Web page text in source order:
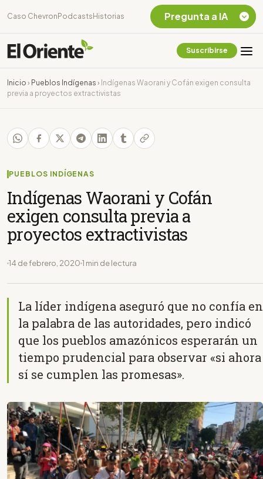
Caso Chevron Podcasts Historias
Suscribirse
Inicio › Pueblos Indígenas › Indígenas Waorani y Cofán exigen consulta
previa a proyectos extractivistas
PUEBLOS INDÍGENAS
Indígenas Waorani y Cofán
exigen consulta previa a
proyectos extractivistas
14 de febrero, 2020 1 min de lectura
La líder indígena aseguró que no confía en
la palabra de las autoridades, pero indicó
que los pueblos amazónicos esperarán un
tiempo prudencial para observar «si ahora
sí se cumplen las promesas».
Pregunta a IA
Chevron Ecuador